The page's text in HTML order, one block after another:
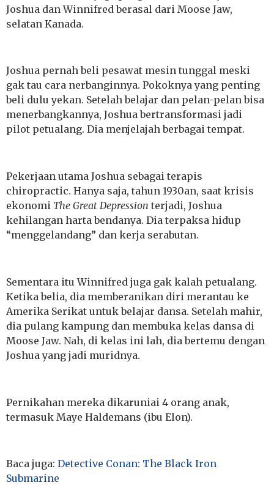
Joshua dan Winnifred berasal dari Moose Jaw,
selatan Kanada.
Joshua pernah beli pesawat mesin tunggal meski
gak tau cara nerbanginnya. Pokoknya yang penting
beli dulu yekan. Setelah belajar dan pelan-pelan bisa
menerbangkannya, Joshua bertransformasi jadi
pilot petualang. Dia menjelajah berbagai tempat.
Pekerjaan utama Joshua sebagai terapis
chiropractic. Hanya saja, tahun 1930an, saat krisis
ekonomi The Great Depression terjadi, Joshua
kehilangan harta bendanya. Dia terpaksa hidup
“menggelandang” dan kerja serabutan.
Sementara itu Winnifred juga gak kalah petualang.
Ketika belia, dia memberanikan diri merantau ke
Amerika Serikat untuk belajar dansa. Setelah mahir,
dia pulang kampung dan membuka kelas dansa di
Moose Jaw. Nah, di kelas ini lah, dia bertemu dengan
Joshua yang jadi muridnya.
Pernikahan mereka dikaruniai 4 orang anak,
termasuk Maye Haldemans (ibu Elon).
Baca juga: Detective Conan: The Black Iron
Submarine